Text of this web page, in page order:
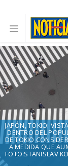
JAPÓN, TOKIO:
DENTRO DEL
DE TOKIO
A MEDIDA QUE
FOTO:STANISLAV